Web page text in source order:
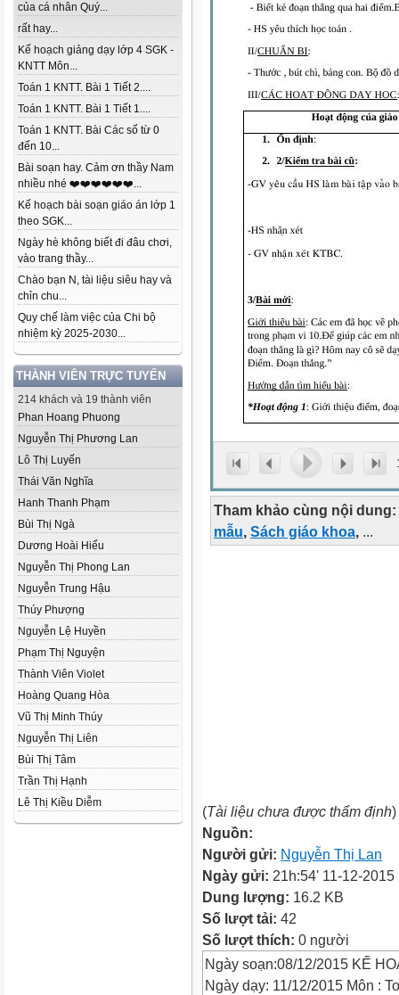
của cá nhân Quý...
rất hay...
Kế hoạch giảng dạy lớp 4 SGK -
KNTT Môn...
Toán 1 KNTT. Bài 1 Tiết 2....
Toán 1 KNTT. Bài 1 Tiết 1....
Toán 1 KNTT. Bài Các số từ 0
đến 10...
Bài soạn hay. Cảm ơn thầy Nam
nhiều nhé ❤️❤️❤️❤️❤️❤️...
Kế hoạch bài soạn giáo án lớp 1
theo SGK...
Ngày hè không biết đi đâu chơi,
vào trang thầy...
Chào bạn N, tài liệu siêu hay và
chỉn chu...
Quy chế làm việc của Chi bộ
nhiệm kỳ 2025-2030...
THÀNH VIÊN TRỰC TUYẾN
214 khách và 19 thành viên
Phan Hoang Phuong
Nguyễn Thị Phương Lan
Lô Thị Luyến
Thái Văn Nghĩa
Hanh Thanh Phạm
Bùi Thị Ngà
Dương Hoài Hiếu
Nguyễn Thị Phong Lan
Nguyễn Trung Hậu
Thúy Phượng
Nguyễn Lệ Huyền
Phạm Thị Nguyện
Thành Viên Violet
Hoàng Quang Hòa
Vũ Thị Minh Thúy
Nguyễn Thị Liên
Bùi Thị Tâm
Trần Thị Hạnh
Lê Thị Kiều Diễm
Tham khảo cùng nội dung:
mẫu, Sách giáo khoa, ...
(Tài liệu chưa được thẩm định)
Nguồn:
Người gửi: Nguyễn Thị Lan
Ngày gửi: 21h:54' 11-12-2015
Dung lượng: 16.2 KB
Số lượt tải: 42
Số lượt thích: 0 người
Ngày soạn:08/12/2015 KẾ
Ngày dạy: 11/12/2015 Môn :